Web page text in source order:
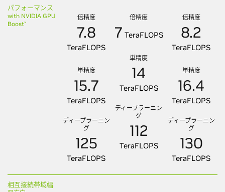
パフォーマンス
with NVIDIA GPU
Boost™
倍精度
7.8
TeraFLOPS
単精度
15.7
TeraFLOPS
ディープラーニン
グ
125
TeraFLOPS
倍精度
7 TeraFLOPS
単精度
14
TeraFLOPS
ディープラーニン
グ
112
TeraFLOPS
倍精度
8.2
TeraFLOPS
単精度
16.4
TeraFLOPS
ディープラーニン
グ
130
TeraFLOPS
相互接続帯域幅